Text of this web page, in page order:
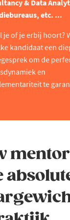
& Data
etc. ...
je of je erbij hoort?
kandidaat een
om de
en
te